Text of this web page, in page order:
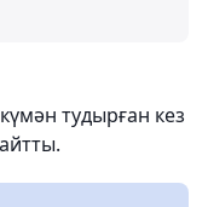
тудырған кез